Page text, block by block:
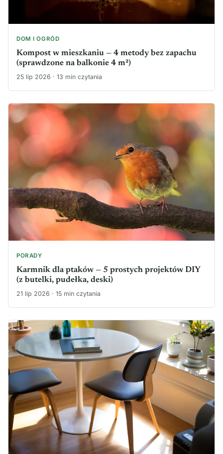
DOM I OGRÓD
Kompost w mieszkaniu — 4 metody bez zapachu
(sprawdzone na balkonie 4 m²)
25 lip 2026 · 13 min czytania
PORADY
Karmnik dla ptaków — 5 prostych projektów DIY
(z butelki, pudełka, deski)
21 lip 2026 · 15 min czytania